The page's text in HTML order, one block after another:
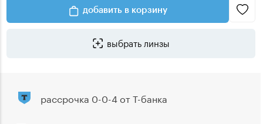
добавить в корзину
выбрать линзы
рассрочка 0-0-4 от Т-банка